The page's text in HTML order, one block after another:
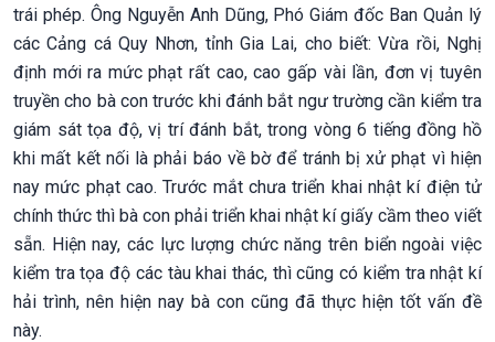
trái phép. Ông Nguyễn Anh Dũng, Phó Giám đốc Ban Quản lý
các Cảng cá Quy Nhơn, tỉnh Gia Lai, cho biết: Vừa rồi, Nghị
định mới ra mức phạt rất cao, cao gấp vài lần, đơn vị tuyên
truyền cho bà con trước khi đánh bắt ngư trường cần kiểm tra
giám sát tọa độ, vị trí đánh bắt, trong vòng 6 tiếng đồng hồ
khi mất kết nối là phải báo về bờ để tránh bị xử phạt vì hiện
nay mức phạt cao. Trước mắt chưa triển khai nhật kí điện tử
chính thức thì bà con phải triển khai nhật kí giấy cầm theo viết
sẵn. Hiện nay, các lực lượng chức năng trên biển ngoài việc
kiểm tra tọa độ các tàu khai thác, thì cũng có kiểm tra nhật kí
hải trình, nên hiện nay bà con cũng đã thực hiện tốt vấn đề
này.